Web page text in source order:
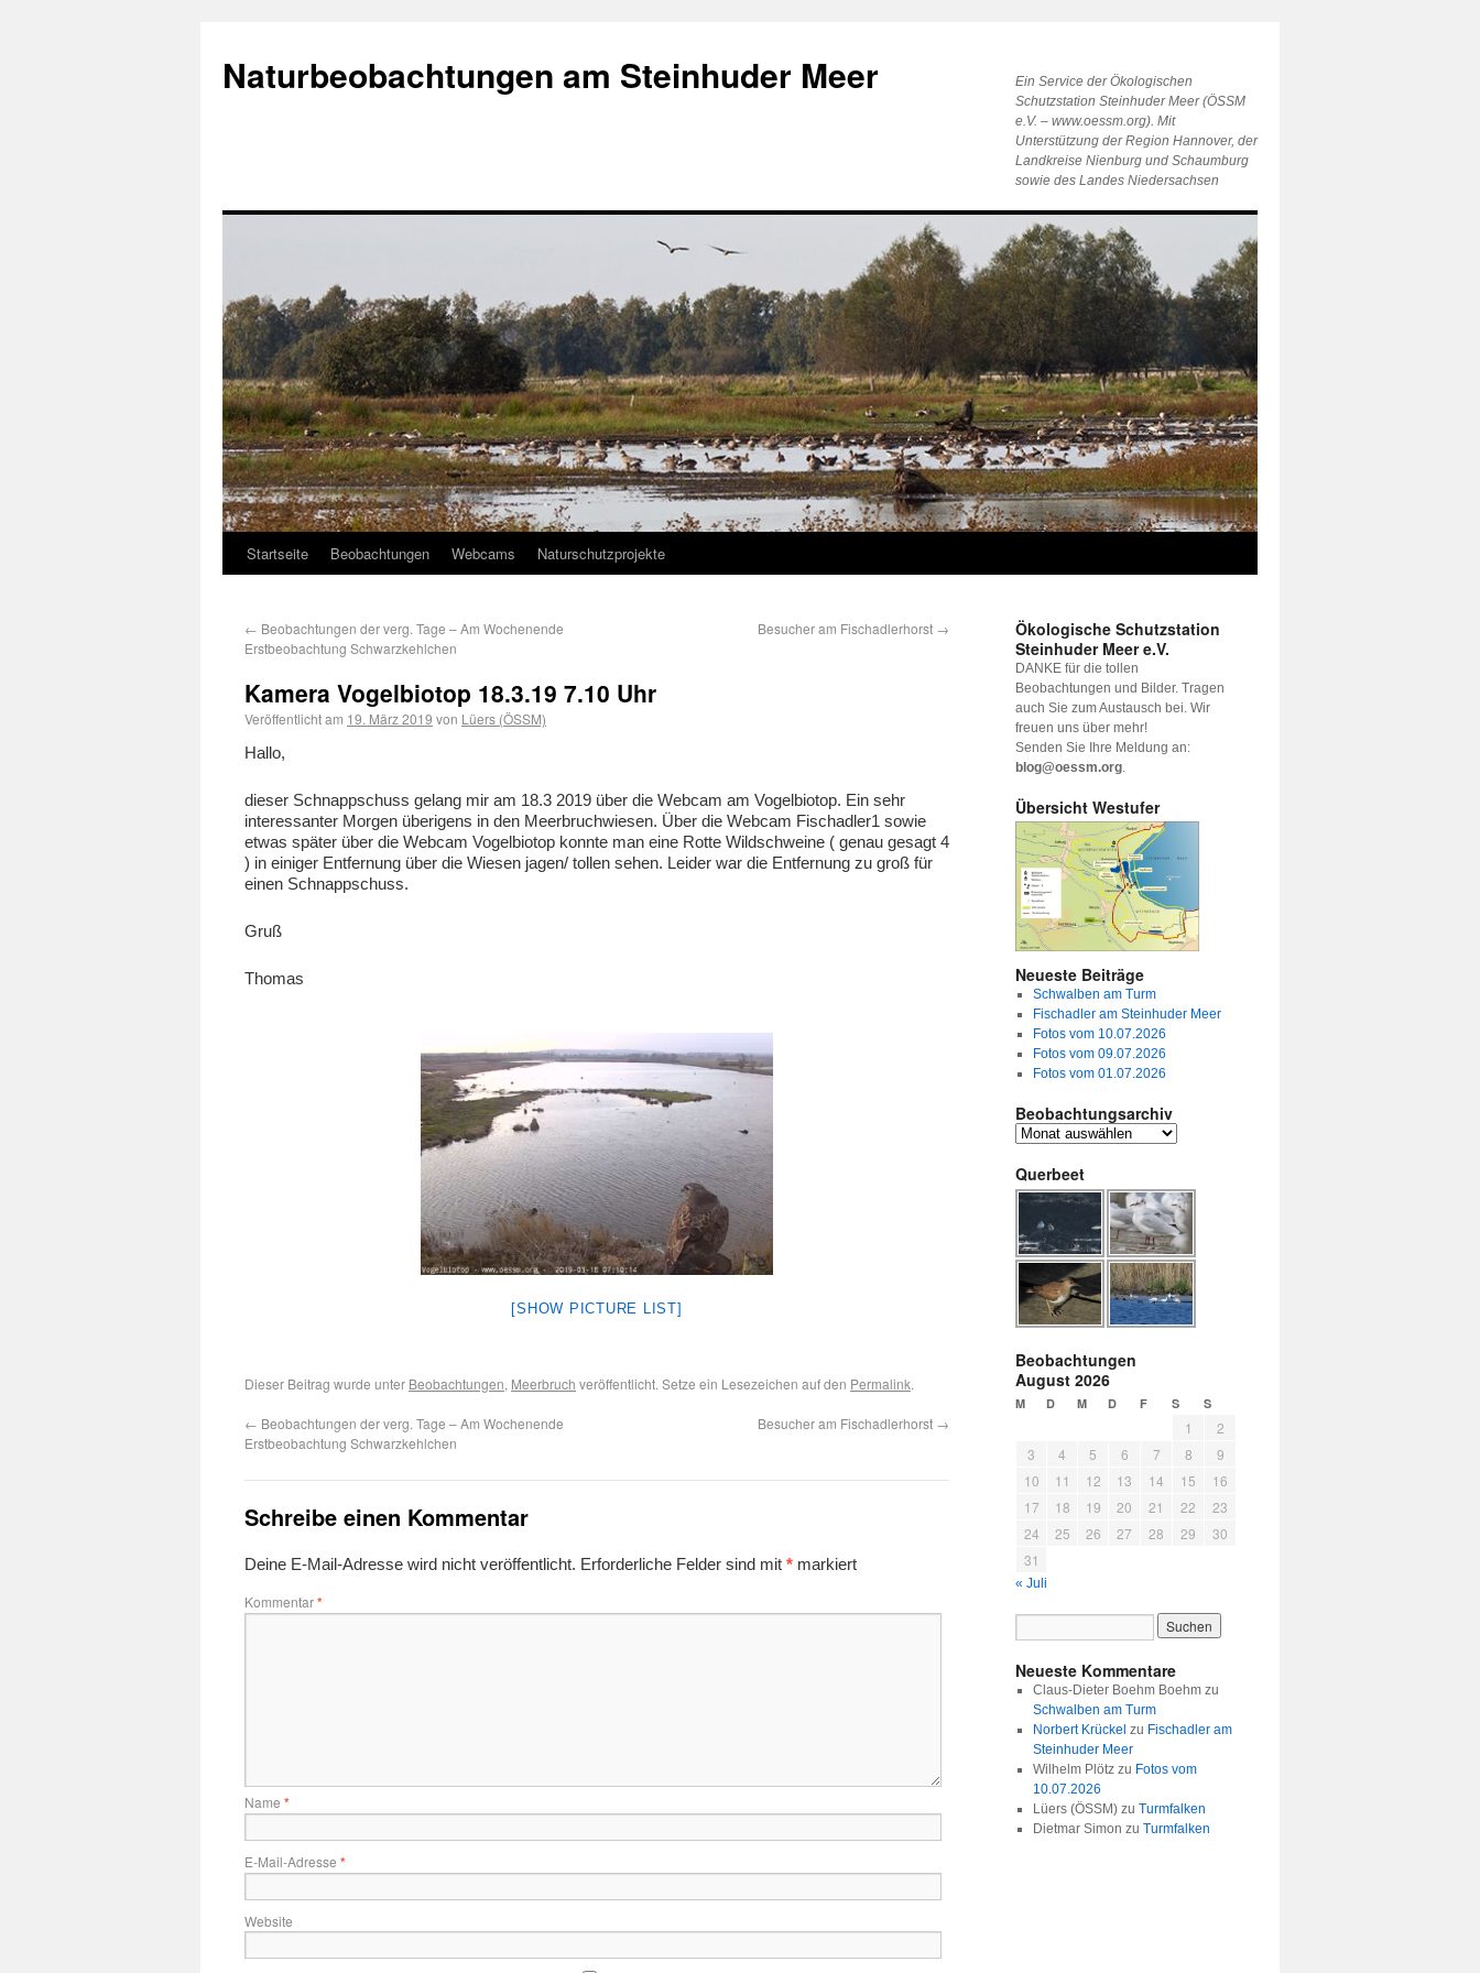
Naturbeobachtungen am Steinhuder Meer
Ein Service der Ökologischen
Schutzstation Steinhuder Meer (ÖSSM
e.V. – www.oessm.org). Mit
Unterstützung der Region Hannover, der
Landkreise Nienburg und Schaumburg
sowie des Landes Niedersachsen
Startseite Beobachtungen Webcams Naturschutzprojekte
← Beobachtungen der verg. Tage – Am Wochenende
Erstbeobachtung Schwarzkehlchen
Besucher am Fischadlerhorst →
Kamera Vogelbiotop 18.3.19 7.10 Uhr
Veröffentlicht am 19. März 2019 von Lüers (ÖSSM)
Hallo,
dieser Schnappschuss gelang mir am 18.3 2019 über die Webcam am Vogelbiotop. Ein sehr
interessanter Morgen überigens in den Meerbruchwiesen. Über die Webcam Fischadler1 sowie
etwas später über die Webcam Vogelbiotop konnte man eine Rotte Wildschweine ( genau gesagt 4
) in einiger Entfernung über die Wiesen jagen/ tollen sehen. Leider war die Entfernung zu groß für
einen Schnappschuss.
Gruß
Thomas
[SHOW PICTURE LIST]
Dieser Beitrag wurde unter Beobachtungen, Meerbruch veröffentlicht. Setze ein Lesezeichen auf den Permalink.
← Beobachtungen der verg. Tage – Am Wochenende
Erstbeobachtung Schwarzkehlchen
Besucher am Fischadlerhorst →
Schreibe einen Kommentar
Deine E-Mail-Adresse wird nicht veröffentlicht. Erforderliche Felder sind mit * markiert
Kommentar*
Name *
E-Mail-Adresse *
Website
Ökologische Schutzstation
Steinhuder Meer e.V.
DANKE für die tollen
Beobachtungen und Bilder. Tragen
auch Sie zum Austausch bei. Wir
freuen uns über mehr!
Senden Sie Ihre Meldung an:
blog@oessm.org.
Übersicht Westufer
Neueste Beiträge
Schwalben am Turm
Fischadler am Steinhuder Meer
Fotos vom 10.07.2026
Fotos vom 09.07.2026
Fotos vom 01.07.2026
Beobachtungsarchiv
Querbeet
Beobachtungen
August 2026
M D M D F S S
1
2
3
4 5 6 7 8
9
10
11 12 13 14 15
16
17
18 19 20 21 22
23
24
25 26 27 28 29
30
31
« Juli
Neueste Kommentare
Claus-Dieter Boehm Boehmzu
Schwalben am Turm
Norbert Krückel zu Fischadler am
Steinhuder Meer
Wilhelm Plötzzu Fotos vom
10.07.2026
Lüers (ÖSSM)zu Turmfalken
Dietmar Simon zu Turmfalken